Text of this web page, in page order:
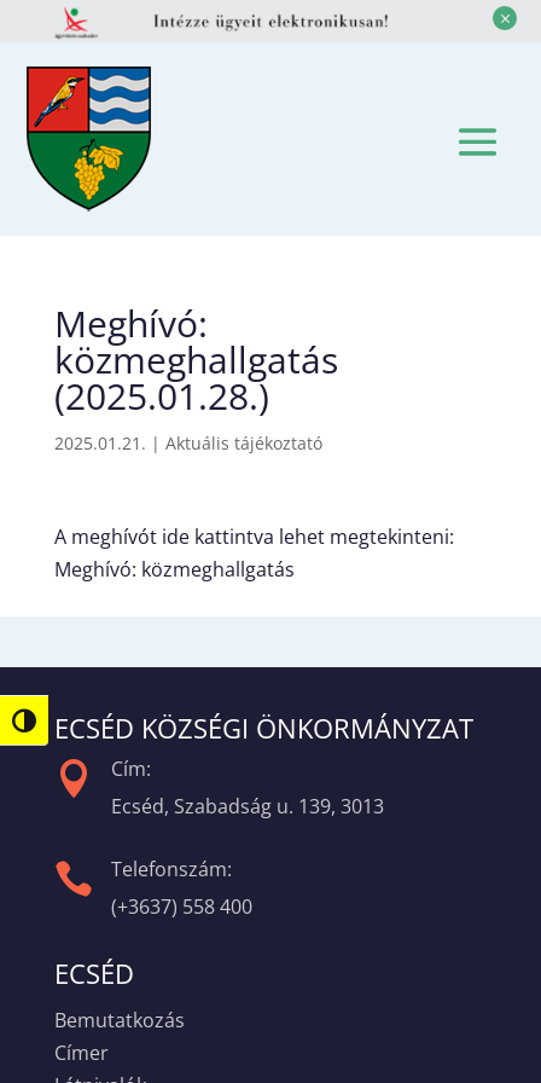
Nagy kontraszt váltása
M
Meghívó:
közmeghallgatás
(2025.01.28.)
2025.01.21. | Aktuális tájékoztató
A meghívót ide kattintva lehet megtekinteni:
Meghívó: közmeghallgatás
ECSÉD KÖZSÉGI ÖNKORMÁNYZAT

Cím:
Ecséd, Szabadság u. 139, 3013

Telefonszám:
(+3637) 558 400
ECSÉD
Bemutatkozás
Címer